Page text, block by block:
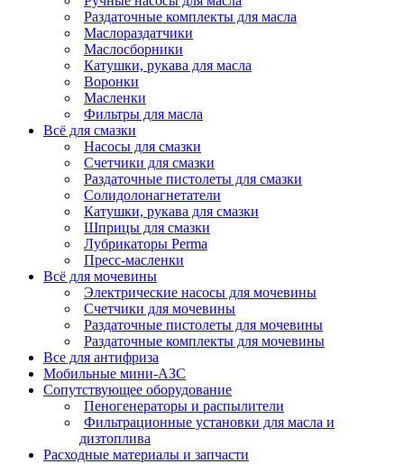
Раздаточные комплекты для масла
Маслораздатчики
Маслосборники
Катушки, рукава для масла
Воронки
Масленки
Фильтры для масла
Всё для смазки
Насосы для смазки
Счетчики для смазки
Раздаточные пистолеты для смазки
Солидолонагнетатели
Катушки, рукава для смазки
Шприцы для смазки
Лубрикаторы Perma
Пресс-масленки
Всё для мочевины
Электрические насосы для мочевины
Счетчики для мочевины
Раздаточные пистолеты для мочевины
Раздаточные комплекты для мочевины
Все для антифриза
Мобильные мини-АЗС
Сопутствующее оборудование
Пеногенераторы и распылители
Фильтрационные установки для масла и
дизтоплива
Расходные материалы и запчасти